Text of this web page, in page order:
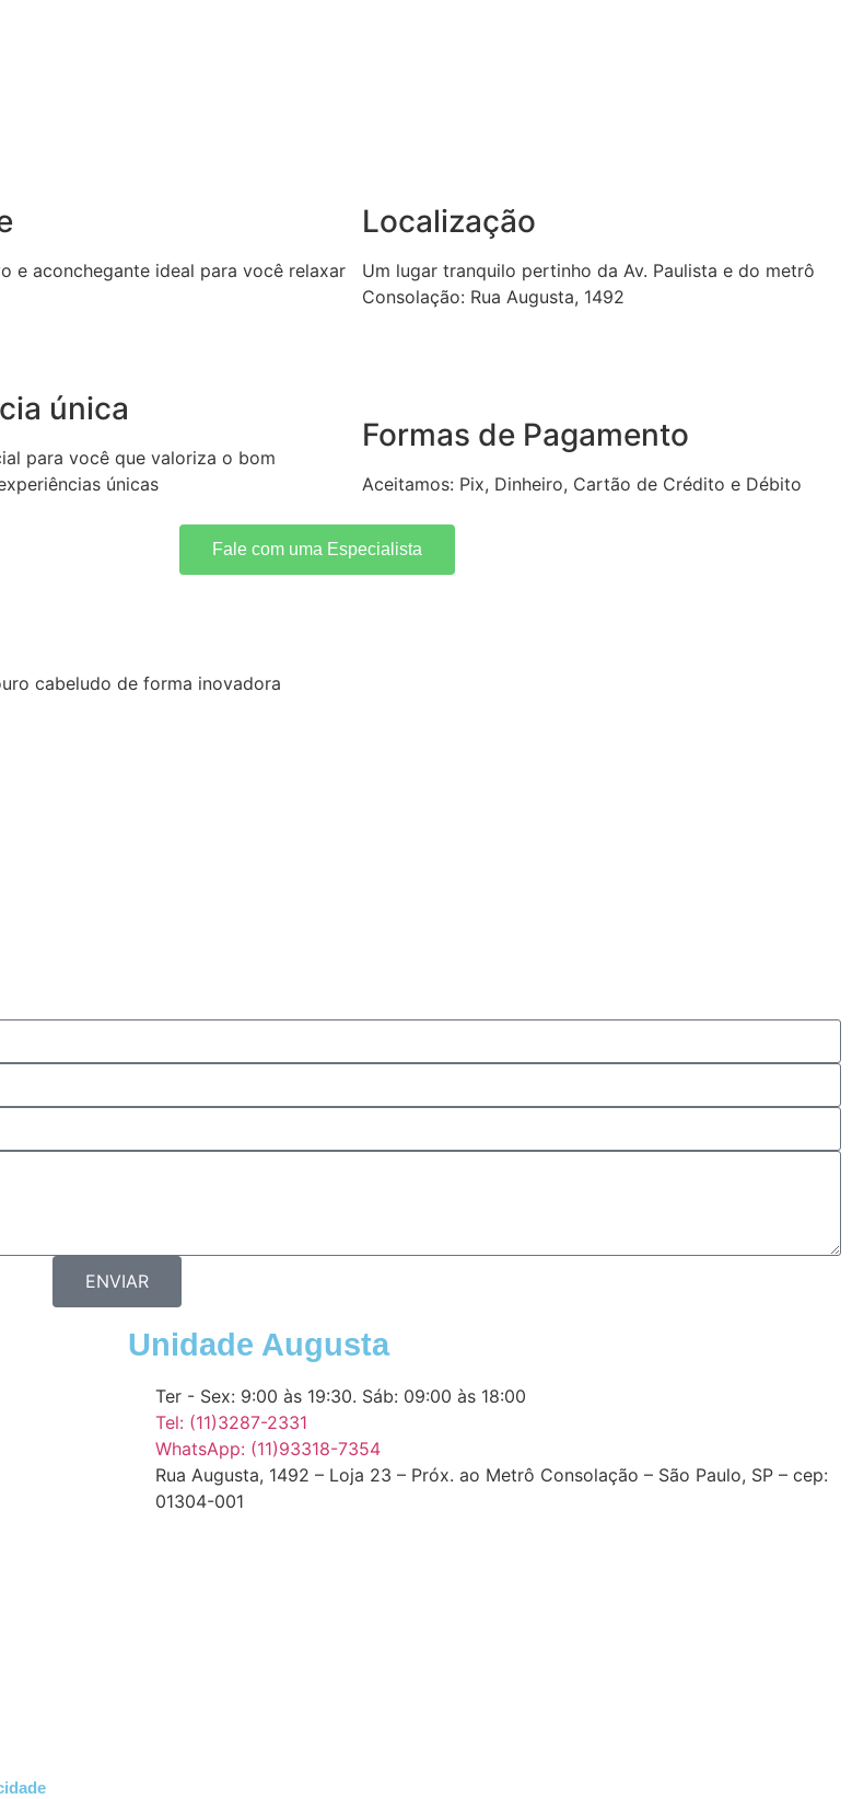
e aconchegante ideal para você relaxar
única
para você que valoriza o bom
únicas
Localização
Um lugar tranquilo pertinho da Av. Paulista e do metrô
Consolação: Rua Augusta, 1492
Formas de Pagamento
Aceitamos: Pix, Dinheiro, Cartão de Crédito e Débito
Fale com uma Especialista
cabeludo de forma inovadora
ENVIAR
Unidade Augusta
Ter - Sex: 9:00 às 19:30. Sáb: 09:00 às 18:00
Tel: (11)3287-2331
WhatsApp: (11)93318-7354
Rua Augusta, 1492 – Loja 23 – Próx. ao Metrô Consolação – São Paulo, SP – cep:
01304-001